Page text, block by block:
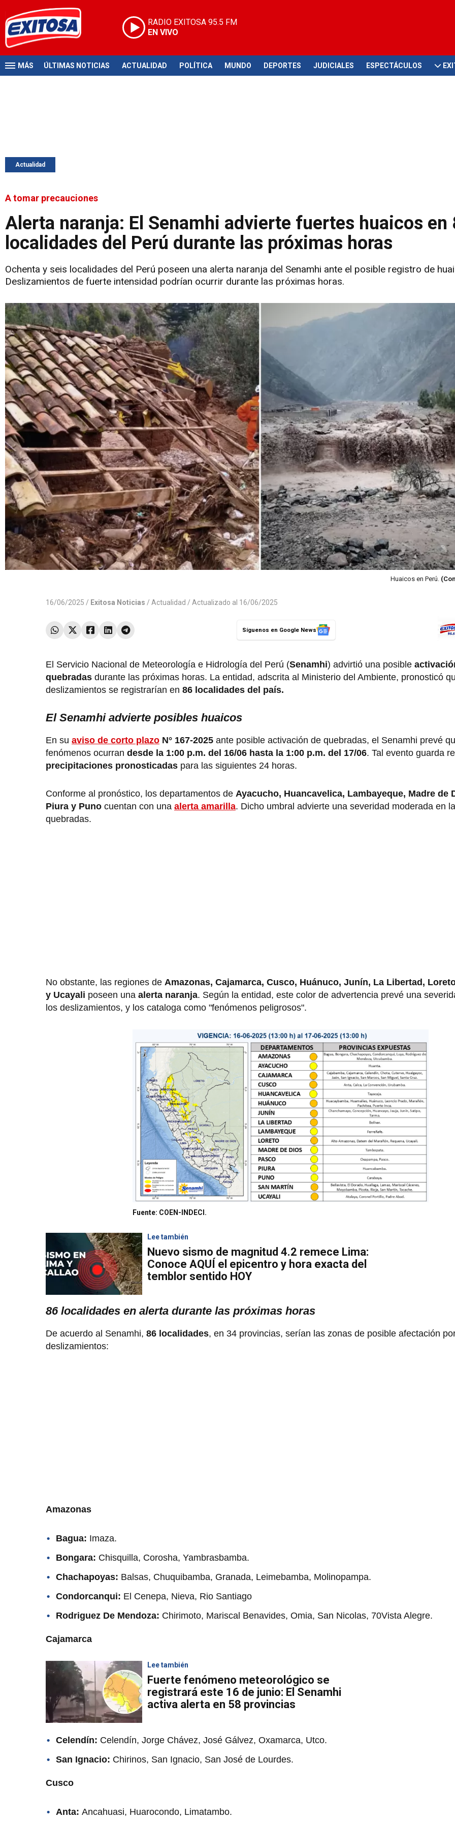
RADIO EXITOSA 95.5 FM
EN VIVO
MÁS ÚLTIMAS NOTICIAS ACTUALIDAD POLÍTICA MUNDO DEPORTES JUDICIALES ESPECTÁCULOS
Actualidad
A tomar precauciones
Alerta naranja: El Senamhi advierte fuertes huaicos en
localidades del Perú durante las próximas horas
Ochenta y seis localidades del Perú poseen una alerta naranja del Senamhi ante el posible registro de
Deslizamientos de fuerte intensidad podrían ocurrir durante las próximas horas.
Huaicos en Perú.
16/06/2025 / Exitosa Noticias / Actualidad / Actualizado al 16/06/2025
Síguenos en Google News
El Servicio Nacional de Meteorología e Hidrología del Perú (Senamhi) advirtió una posible
quebradas durante las próximas horas. La entidad, adscrita al Ministerio del Ambiente, pronosticó
deslizamientos se registrarían en 86 localidades del país.
El Senamhi advierte posibles huaicos
En su aviso de corto plazo N° 167-2025 ante posible activación de quebradas, el Senamhi prevé
fenómenos ocurran desde la 1:00 p.m. del 16/06 hasta la 1:00 p.m. del 17/06. Tal evento guarda
precipitaciones pronosticadas para las siguientes 24 horas.
Conforme al pronóstico, los departamentos de Ayacucho, Huancavelica, Lambayeque, Madre de
Piura y Puno cuentan con una alerta amarilla. Dicho umbral advierte una severidad moderada en
quebradas.
No obstante, las regiones de Amazonas, Cajamarca, Cusco, Huánuco, Junín, La Libertad,
y Ucayali poseen una alerta naranja. Según la entidad, este color de advertencia prevé una
los deslizamientos, y los cataloga como "fenómenos peligrosos".
Fuente: COEN-INDECI.
Lee también
Nuevo sismo de magnitud 4.2 remece Lima:
Conoce AQUÍ el epicentro y hora exacta del
temblor sentido HOY
86 localidades en alerta durante las próximas horas
De acuerdo al Senamhi, 86 localidades, en 34 provincias, serían las zonas de posible afectación
deslizamientos:
Amazonas
Bagua: Imaza.
Bongara: Chisquilla, Corosha, Yambrasbamba.
Chachapoyas: Balsas, Chuquibamba, Granada, Leimebamba, Molinopampa.
Condorcanqui: El Cenepa, Nieva, Rio Santiago
Rodriguez De Mendoza: Chirimoto, Mariscal Benavides, Omia, San Nicolas, 70Vista Alegre.
Cajamarca
Lee también
Fuerte fenómeno meteorológico se
registrará este 16 de junio: El Senamhi
activa alerta en 58 provincias
Celendín: Celendín, Jorge Chávez, José Gálvez, Oxamarca, Utco.
San Ignacio: Chirinos, San Ignacio, San José de Lourdes.
Cusco
Anta: Ancahuasi, Huarocondo, Limatambo.